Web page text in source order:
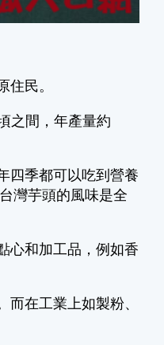
民。
之間，年產量約
四季都可以吃到營養
灣芋頭的風味是全
心和加工品，例如香
在工業上如製粉、